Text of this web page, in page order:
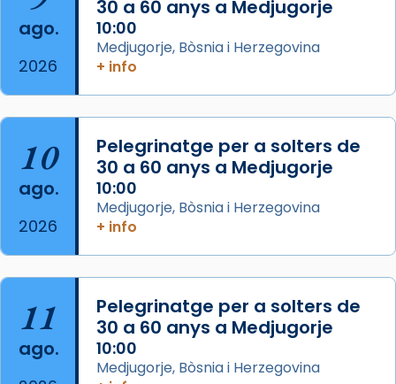
Aquest dilluns, 27 de juliol, ha tingut lloc la
missa d’acció de gràcies en agraïment al
comitè organitzador de la visita apostòlica
del Sant Pare Lleó XIV a Barcelona, i als
col·laboradors, a la Catedral de Barcelona.
L’arquebisbe de Barcelona, el cardenal Joan
Josep Omella, ha presidit la missa i l’ha
concelebrat el bisbe auxiliar de Barcelona,
Mons. David Abadías.
📸 Dr. G. Simón
Foto
View on Facebook · Share
Arquebisbat de Barcelona
2 weeks ago
ago.
2026
30 a 60 anys a Medjugorje
10:00
Medjugorje, Bòsnia i Herzegovina
+ info
10
ago.
2026
Pelegrinatge per a solters de
30 a 60 anys a Medjugorje
10:00
Medjugorje, Bòsnia i Herzegovina
+ info
11
ago.
Pelegrinatge per a solters de
30 a 60 anys a Medjugorje
10:00
Medjugorje, Bòsnia i Herzegovina